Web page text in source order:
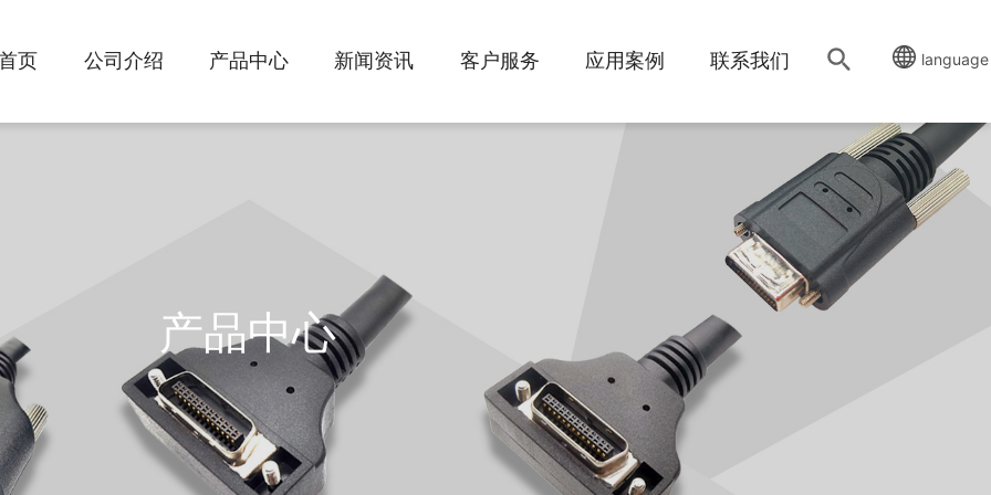
页 公司介绍 产品中心 新闻资讯 客户服务 应用案例 联系我们 language
产品中心